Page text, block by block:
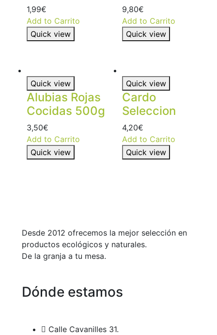
1,99€
Add to Carrito
Quick view
9,80€
Add to Carrito
Quick view
Quick view
Alubias Rojas
Cocidas 500g
3,50€
Add to Carrito
Quick view
Quick view
Cardo
Seleccion
4,20€
Add to Carrito
Quick view
Desde 2012 ofrecemos la mejor selección en
productos ecológicos y naturales.
De la granja a tu mesa.
Dónde estamos
Calle Cavanilles 31.